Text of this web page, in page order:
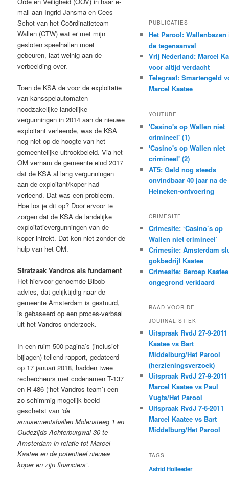
mail aan Ingrid Jansma en Cees
Schot van het Coördinatieteam
Wallen (CTW) wat er met mijn
gesloten speelhallen moet
gebeuren, laat weinig aan de
verbeelding over.
Toen de KSA de voor de exploitatie
van kansspelautomaten
noodzakelijke landelijke
vergunningen in 2014 aan de nieuwe
exploitant verleende, was de KSA
nog niet op de hoogte van het
gemeentelijke uitrookbeleid. Via het
OM vernam de gemeente eind 2017
dat de KSA al lang vergunningen
aan de exploitant/koper had
verleend. Dat was een probleem.
Hoe los je dit op? Door ervoor te
zorgen dat de KSA de landelijke
exploitatievergunningen van de
koper intrekt. Dat kon niet zonder de
hulp van het OM.
Strafzaak Vandros als fundament
Het hiervoor genoemde Bibob-
advies, dat gelijktijdig naar de
gemeente Amsterdam is gestuurd,
is gebaseerd op een proces-verbaal
uit het Vandros-onderzoek.
In een ruim 500 pagina’s (inclusief
bijlagen) tellend rapport, gedateerd
op 17 januari 2018, hadden twee
rechercheurs met codenamen T-137
en R-486 (‘het Vandros-team’) een
zo schimmig mogelijk beeld
geschetst van ‘de
amusementshallen Molensteeg 1 en
Oudezijds Achterburgwal 30 te
Amsterdam in relatie tot Marcel
Kaatee en de potentieel nieuwe
koper en zijn financiers’.
PUBLICATIES
Het Parool: Wallenbazen
de tegenaanval
Vrij Nederland: Marcel
voor altijd verdacht
Telegraaf: Smartengeld
Marcel Kaatee
YOUTUBE
'Casino's op Wallen niet
crimineel' (1)
'Casino's op Wallen niet
crimineel' (2)
AT5: Geld nog steeds
onvindbaar 40 jaar na de
Heineken-ontvoering
CRIMESITE
Crimesite: ‘Casino’s op
Wallen niet crimineel’
Crimesite: Amsterdam
gokbedrijf Kaatee
Crimesite: Beroep Kaatee
ongegrond verklaard
RAAD VOOR DE
JOURNALISTIEK
Uitspraak RvdJ 27-9-2011
Kaatee vs Bart
Middelburg/Het Parool
(herzieningsverzoek)
Uitspraak RvdJ 27-9-2011
Marcel Kaatee vs Paul
Vugts/Het Parool
Uitspraak RvdJ 7-6-2011
Marcel Kaatee vs Bart
Middelburg/Het Parool
TAGS
Astrid Holleeder